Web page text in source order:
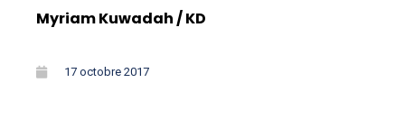
Myriam Kuwadah / KD
17 octobre 2017